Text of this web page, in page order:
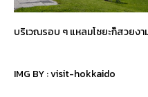
บริเวณรอบ ๆ แหลมโซยะก็สวยงา
IMG BY :visit-hokkaido